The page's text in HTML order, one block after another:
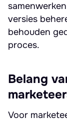
versies
behouden
proces.
Belang
Voor